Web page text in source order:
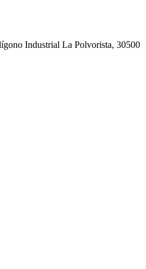
Industrial La Polvorista, 30500